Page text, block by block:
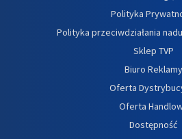
Polityka
Polityka przeciwdziałania
Sklep TVP
Biuro Reklamy
Oferta
Oferta
Dostępność